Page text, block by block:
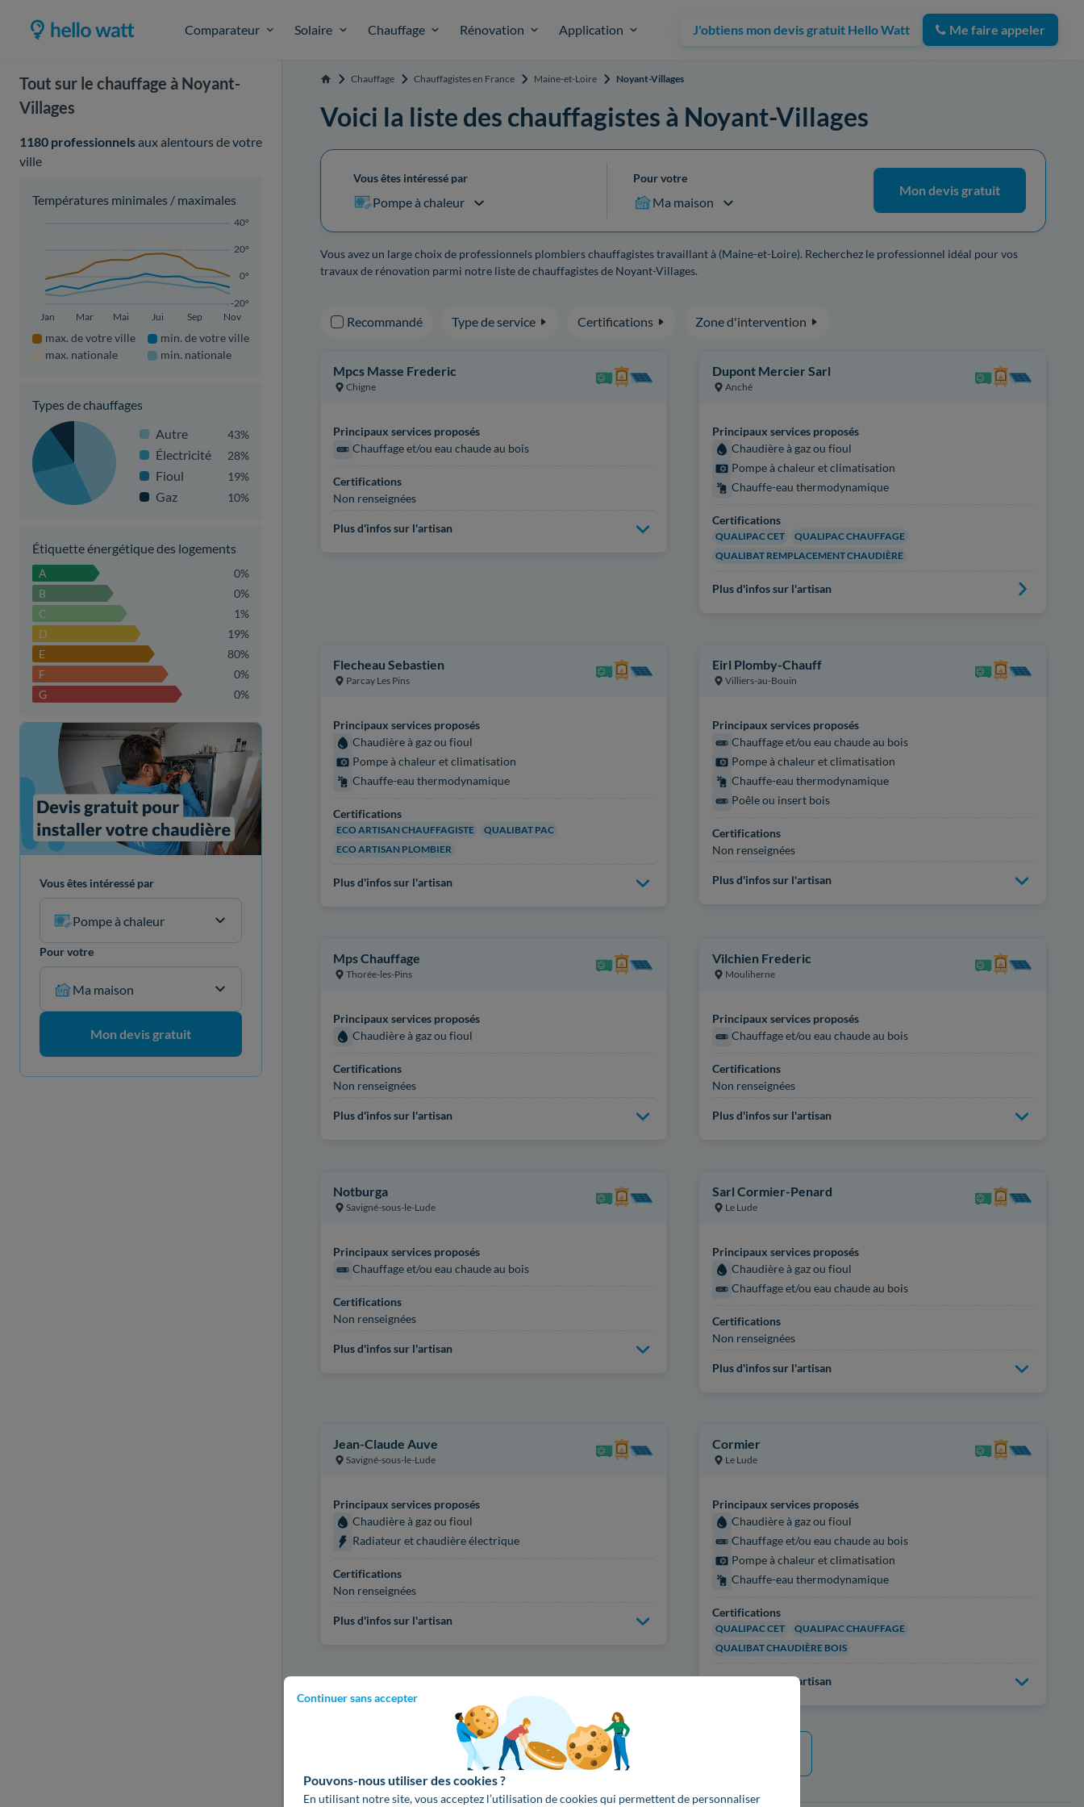
Comparateur Solaire Chauffage Rénovation Application J'obtiens mon devis gratuit Hello Watt Me faire appeler
Continuer sans accepter
Pouvons-nous utiliser des cookies ?
En utilisant notre site, vous acceptez l’utilisation de cookies qui permettent de personnaliser
Tout sur le chauffage à Noyant-
Villages
1180 professionnelsaux alentours de votre
ville
Températures minimales / maximales
-20°
0°
20°
40°
Jan Mar Mai Jui Sep Nov
max. de votre ville
max. nationale
min. de votre ville
min. nationale
Types de chauffages
Autre
43%
Électricité 28%
Fioul 19%
Gaz 10%
Étiquette énergétique des logements
A
0%
B
0%
C
1%
D
19%
E
80%
F
0%
G
0%
Vous êtes intéressé par
Pompe à chaleur
Pour votre
Ma maison
Mon devis gratuit
Accueil Chauffage Chauffagistes en France Maine-et-Loire Noyant-Villages
Voici la liste des chauffagistes à Noyant-Villages
Vous êtes intéressé par
Pompe à chaleur
Pour votre
Ma maison
Mon devis gratuit
Vous avez un large choix de professionnels plombiers chauffagistes travaillant à (Maine-et-Loire). Recherchez le professionnel idéal pour vos
travaux de rénovation parmi notre liste de chauffagistes de Noyant-Villages.
Recommandé Type de service Certifications Zone d'intervention
Mpcs Masse Frederic
Chigne
Principaux services proposés
Chauffage et/ou eau chaude au bois
Certifications
Non renseignées
Plus d'infos sur l'artisan
Dupont Mercier Sarl
Anché
Principaux services proposés
Chaudière à gaz ou fioul
Pompe à chaleur et climatisation
Chauffe-eau thermodynamique
Certifications
QUALIPAC CET
QUALIPAC CHAUFFAGE
QUALIBAT REMPLACEMENT CHAUDIÈRE
Plus d'infos sur l'artisan
Flecheau Sebastien
Parcay Les Pins
Principaux services proposés
Chaudière à gaz ou fioul
Pompe à chaleur et climatisation
Chauffe-eau thermodynamique
Certifications
ECO ARTISAN CHAUFFAGISTE
QUALIBAT PAC
ECO ARTISAN PLOMBIER
Plus d'infos sur l'artisan
Eirl Plomby-Chauff
Villiers-au-Bouin
Principaux services proposés
Chauffage et/ou eau chaude au bois
Pompe à chaleur et climatisation
Chauffe-eau thermodynamique
Poêle ou insert bois
Certifications
Non renseignées
Plus d'infos sur l'artisan
Mps Chauffage
Thorée-les-Pins
Principaux services proposés
Chaudière à gaz ou fioul
Certifications
Non renseignées
Plus d'infos sur l'artisan
Vilchien Frederic
Mouliherne
Principaux services proposés
Chauffage et/ou eau chaude au bois
Certifications
Non renseignées
Plus d'infos sur l'artisan
Notburga
Savigné-sous-le-Lude
Principaux services proposés
Chauffage et/ou eau chaude au bois
Certifications
Non renseignées
Plus d'infos sur l'artisan
Sarl Cormier-Penard
Le Lude
Principaux services proposés
Chaudière à gaz ou fioul
Chauffage et/ou eau chaude au bois
Certifications
Non renseignées
Plus d'infos sur l'artisan
Jean-Claude Auve
Savigné-sous-le-Lude
Principaux services proposés
Chaudière à gaz ou fioul
Radiateur et chaudière électrique
Certifications
Non renseignées
Plus d'infos sur l'artisan
Cormier
Le Lude
Principaux services proposés
Chaudière à gaz ou fioul
Chauffage et/ou eau chaude au bois
Pompe à chaleur et climatisation
Chauffe-eau thermodynamique
Certifications
QUALIPAC CET
QUALIPAC CHAUFFAGE
QUALIBAT CHAUDIÈRE BOIS
Plus d'infos sur l'artisan
Voir